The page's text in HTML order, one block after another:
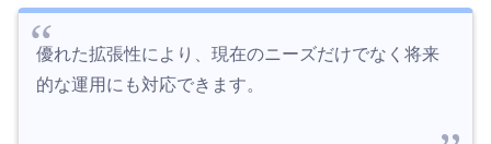
優れた拡張性により、現在のニーズだけでなく将来
的な運用にも対応できます。